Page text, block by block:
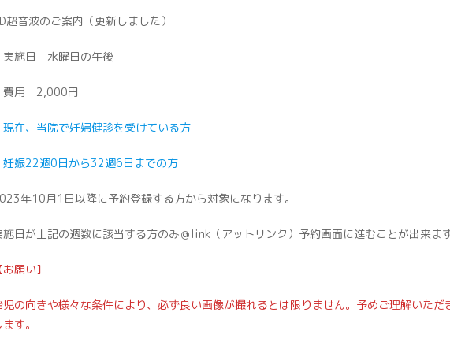
超音波のご案内（更新しました）
実施日 水曜日の午後
費用 2,000円
現在、当院で妊婦健診を受けている方
妊娠22週0日から32週6日までの方
年10月1日以降に予約登録する方から対象になります。
施日が上記の週数に該当する方のみ＠link（アットリンク）予約画面に進むことが出来ます
お願い】
児の向きや様々な条件により、必ず良い画像が撮れるとは限りません。予めご理解いただ
ます。